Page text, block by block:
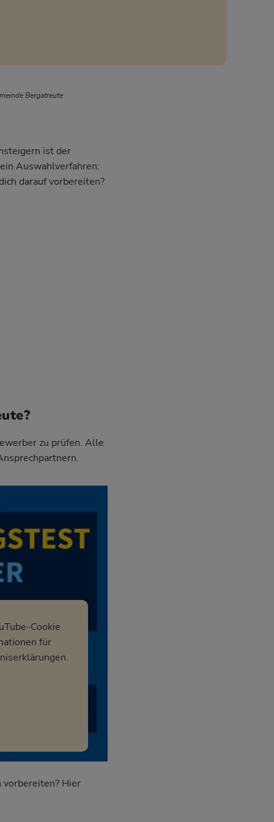
Bergatreute
ist der
Auswahlverfahren:
darauf vorbereiten?
zu prüfen. Alle
Cookie
für
vorbereiten? Hier